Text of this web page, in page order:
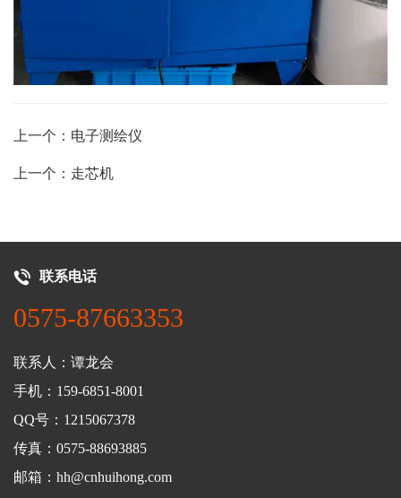
上一个：电子测绘仪
上一个：走芯机
联系电话
0575-87663353
联系人：谭龙会
手机：159-6851-8001
QQ号：1215067378
传真：0575-88693885
邮箱：hh@cnhuihong.com